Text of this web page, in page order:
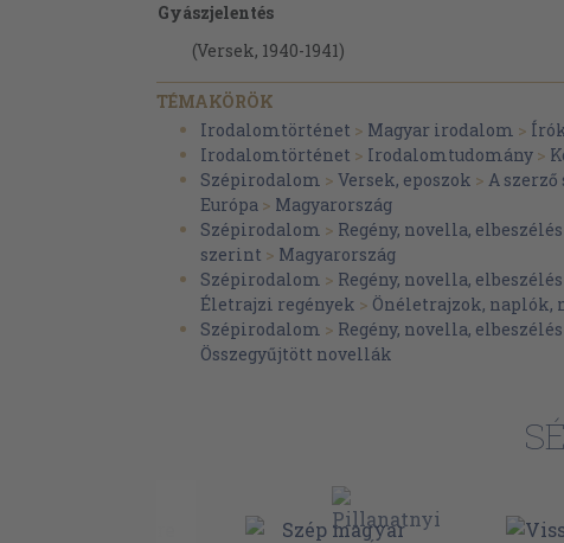
Gyászjelentés
(Versek, 1940-1941)
Napló és íróportrék
(1934-1936)
Országúti emlék
(Elbeszélések, 1935-1940)
Visszhang
(1932-1943)
Medvigy Endre utószava
Betűrendes mutató
TÉMAKÖRÖK
Irodalomtörténet > Magyar irodalom >
Irodalomtörténet > Irodalomtudomány >
Szépirodalom > Versek, eposzok > A
Európa > Magyarország
Szépirodalom > Regény, novella, elbeszélés
szerint > Magyarország
Szépirodalom > Regény, novella, elbeszélés
Életrajzi regények > Önéletrajzok, naplók,
Szépirodalom > Regény, novella, elbeszélés
Összegyűjtött novellák